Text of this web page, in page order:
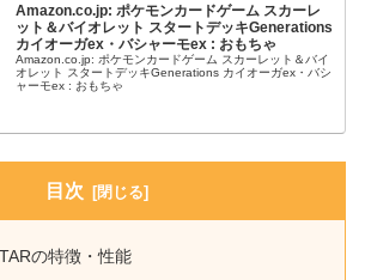
Amazon.co.jp: ポケモンカードゲーム スカーレ
ット＆バイオレット スタートデッキGenerations
カイオーガex・バシャーモex : おもちゃ
Amazon.co.jp: ポケモンカードゲーム スカーレット＆バイ
オレット スタートデッキGenerations カイオーガex・バシ
ャーモex : おもちゃ
目次
の特徴・性能